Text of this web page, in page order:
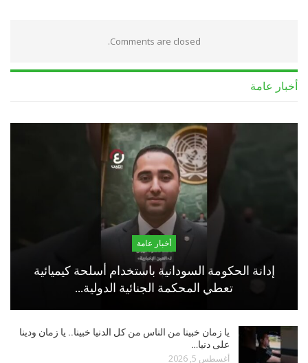
Comments are closed.
أخبار عامة
أخبار عامة
إدانة الحكومة السودانية باستخدام أسلحة كيميائية
تعطي المحكمة الجنائية الدولية…
يا زمان خبينا من الناس من كل الدنيا خبينا.. يا زمان ودينا
على دنيا…
أغسطس 5, 2026